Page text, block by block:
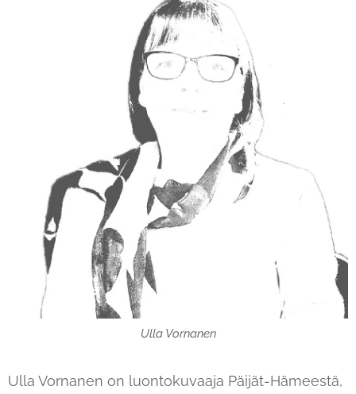
Ulla Vornanen
Ulla Vornanen on luontokuvaaja Päijät-Hämeestä,